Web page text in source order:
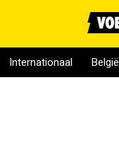
Internationaal België